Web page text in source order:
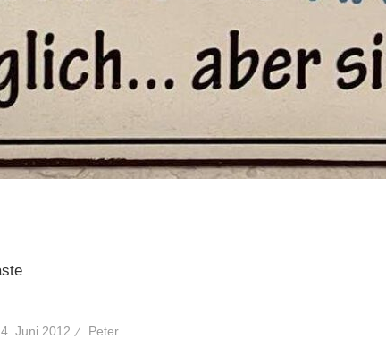
Juni 2012 Peter